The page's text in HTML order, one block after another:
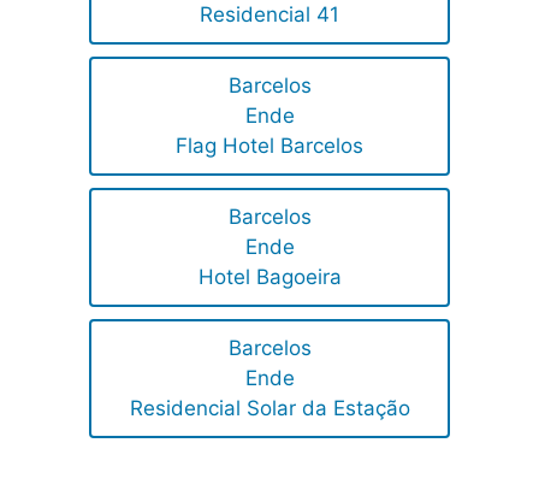
Residencial 41
Barcelos
Ende
Flag Hotel Barcelos
Barcelos
Ende
Hotel Bagoeira
Barcelos
Ende
Residencial Solar da Estação